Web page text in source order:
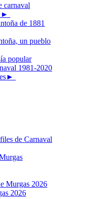
carnaval
►
de 1881
un pueblo
popular
1981-2020
de Carnaval
Murgas 2026
2026